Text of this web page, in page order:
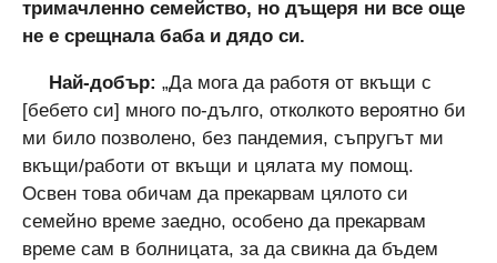
тримачленно семейство, но дъщеря ни все още
не е срещнала баба и дядо си.
Най-добър: „Да мога да работя от вкъщи с
[бебето си] много по-дълго, отколкото вероятно би
ми било позволено, без пандемия, съпругът ми
вкъщи/работи от вкъщи и цялата му помощ.
Освен това обичам да прекарвам цялото си
семейно време заедно, особено да прекарвам
време сам в болницата, за да свикна да бъдем